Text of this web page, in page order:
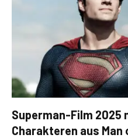
Superman-Film 2025
Charakteren aus